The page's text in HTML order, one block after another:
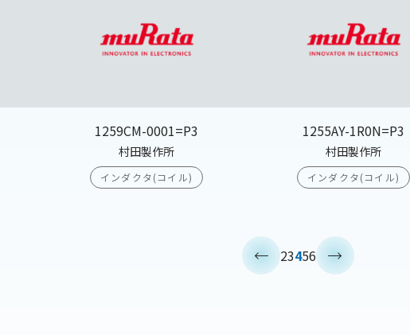
1259CM-0001=P3
村田製作所
インダクタ(コイル)
1255AY-1R0N=P3
村田製作所
インダクタ(コイル)
23456